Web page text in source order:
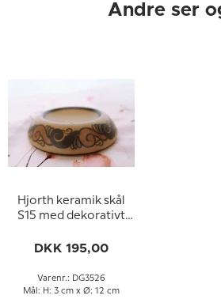
Andre ser
Hjorth keramik skål
S15 med dekorativt
DKK 195,00
Varenr.: DG3526
Mål: H: 3 cm x Ø: 12 cm